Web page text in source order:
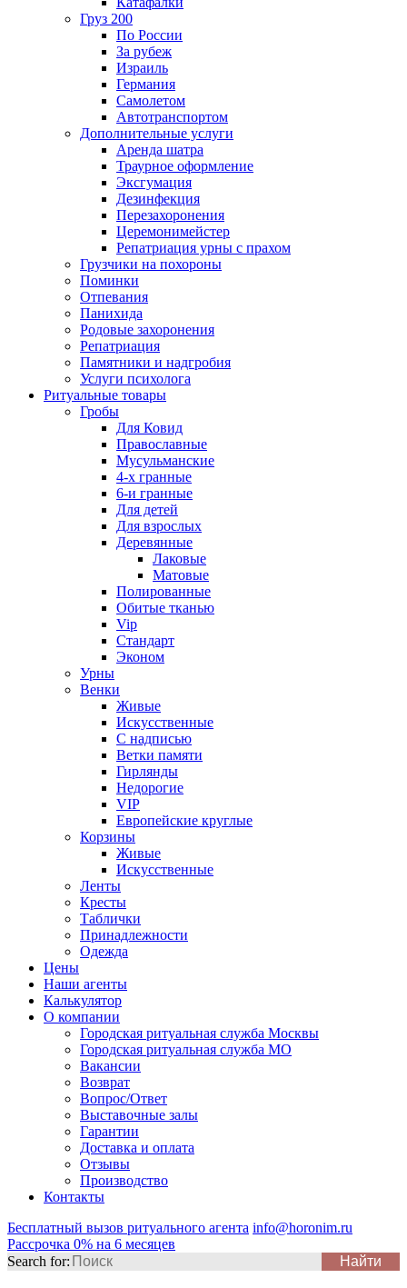
Груз 200
По России
За рубеж
Израиль
Германия
Самолетом
Автотранспортом
Дополнительные услуги
Аренда шатра
Траурное оформление
Эксгумация
Дезинфекция
Перезахоронения
Церемонимейстер
Репатриация урны с прахом
Грузчики на похороны
Поминки
Отпевания
Панихида
Родовые захоронения
Репатриация
Памятники и надгробия
Услуги психолога
Ритуальные товары
Гробы
Для Ковид
Православные
Мусульманские
4-х гранные
6-и гранные
Для детей
Для взрослых
Деревянные
Лаковые
Матовые
Полированные
Обитые тканью
Vip
Стандарт
Эконом
Урны
Венки
Живые
Искусственные
С надписью
Ветки памяти
Гирлянды
Недорогие
VIP
Европейские круглые
Корзины
Живые
Искусственные
Ленты
Кресты
Таблички
Принадлежности
Одежда
Цены
Наши агенты
Калькулятор
О компании
Городская ритуальная служба Москвы
Городская ритуальная служба МО
Вакансии
Возврат
Вопрос/Ответ
Выставочные залы
Гарантии
Доставка и оплата
Отзывы
Производство
Контакты
Бесплатный вызов ритуального агента info@horonim.ru
Рассрочка 0% на 6 месяцев
Search for: